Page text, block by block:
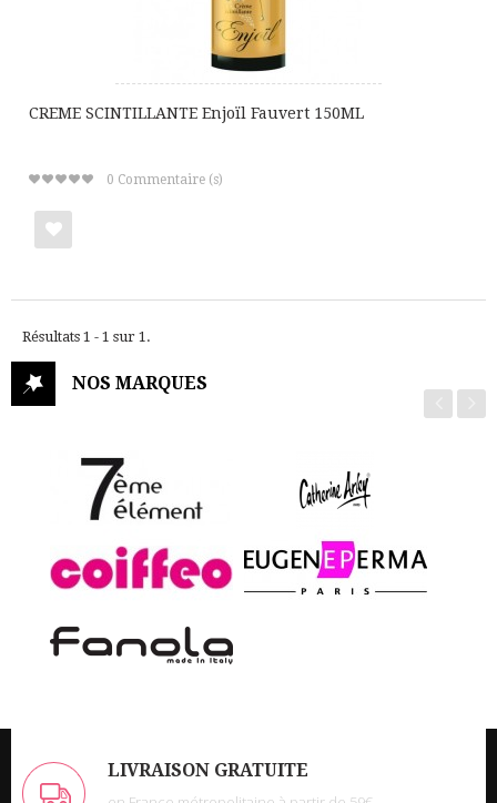
CREME SCINTILLANTE Enjoïl Fauvert 150ML
0 Commentaire (s)
à
ma
liste
de
Résultats 1 - 1 sur 1.
NOS MARQUES
LIVRAISON GRATUITE